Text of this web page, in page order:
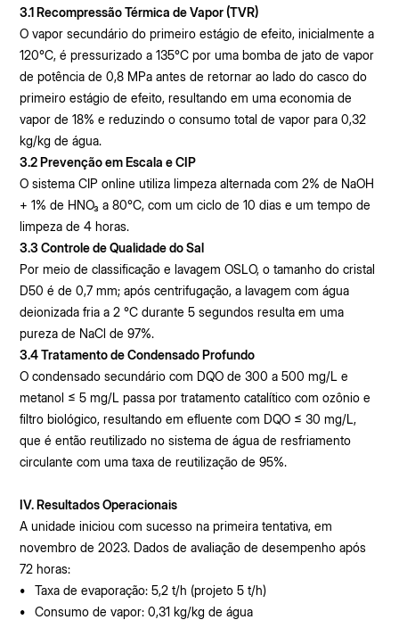
3.1 Recompressão Térmica de Vapor (TVR)
O vapor secundário do primeiro estágio de efeito, inicialmente a
120°C, é pressurizado a 135°C por uma bomba de jato de vapor
de potência de 0,8 MPa antes de retornar ao lado do casco do
primeiro estágio de efeito, resultando em uma economia de
vapor de 18% e reduzindo o consumo total de vapor para 0,32
kg/kg de água.
3.2 Prevenção em Escala e CIP
O sistema CIP online utiliza limpeza alternada com 2% de NaOH
+ 1% de HNO₃ a 80°C, com um ciclo de 10 dias e um tempo de
limpeza de 4 horas.
3.3 Controle de Qualidade do Sal
Por meio de classificação e lavagem OSLO, o tamanho do cristal
D50 é de 0,7 mm; após centrifugação, a lavagem com água
deionizada fria a 2 °C durante 5 segundos resulta em uma
pureza de NaCl de 97%.
3.4 Tratamento de Condensado Profundo
O condensado secundário com DQO de 300 a 500 mg/L e
metanol ≤ 5 mg/L passa por tratamento catalítico com ozônio e
filtro biológico, resultando em efluente com DQO ≤ 30 mg/L,
que é então reutilizado no sistema de água de resfriamento
circulante com uma taxa de reutilização de 95%.
IV. Resultados Operacionais
A unidade iniciou com sucesso na primeira tentativa, em
novembro de 2023. Dados de avaliação de desempenho após
72 horas:
•
Taxa de evaporação: 5,2 t/h (projeto 5 t/h)
•
Consumo de vapor: 0,31 kg/kg de água